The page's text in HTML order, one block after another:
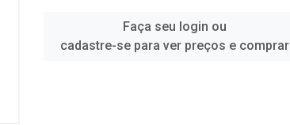
Faça seu login ou
cadastre-se para ver preços e comprar